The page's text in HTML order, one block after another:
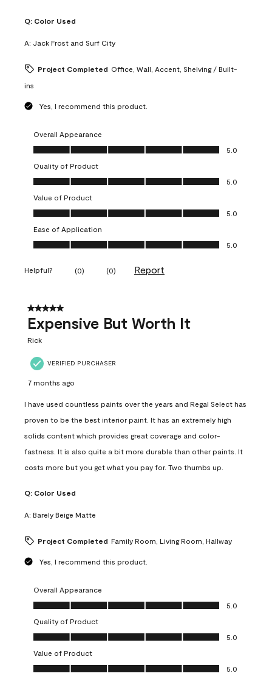
Q: Color Used
A: Jack Frost and Surf City
Project Completed Office, Wall, Accent, Shelving / Built-
ins
Yes, I recommend this product.
Overall Appearance
Overall Appearance, 5.0 out of 5
5.0
Quality of Product
Quality of Product, 5.0 out of 5
5.0
Value of Product
Value of Product, 5.0 out of 5
5.0
Ease of Application
Ease of Application, 5.0 out of 5
5.0
Helpful? (0) (0) Report
5 out of 5 stars.
Expensive But Worth It
Rick
VERIFIED PURCHASER
7 months ago
I have used countless paints over the years and Regal Select has
proven to be the best interior paint. It has an extremely high
solids content which provides great coverage and color-
fastness. It is also quite a bit more durable than other paints. It
costs more but you get what you pay for. Two thumbs up.
Q: Color Used
A: Barely Beige Matte
Project Completed Family Room, Living Room, Hallway
Yes, I recommend this product.
Overall Appearance
Overall Appearance, 5.0 out of 5
5.0
Quality of Product
Quality of Product, 5.0 out of 5
5.0
Value of Product
Value of Product, 5.0 out of 5
5.0